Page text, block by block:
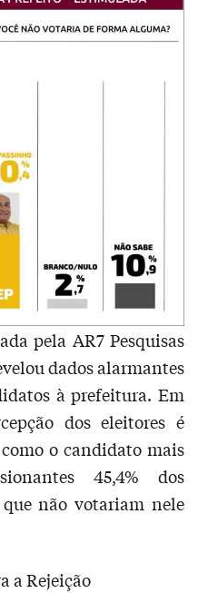
pela AR7 Pesquisas
dados alarmantes
à prefeitura. Em
dos eleitores é
o candidato mais
45,4% dos
não votariam nele
a Rejeição